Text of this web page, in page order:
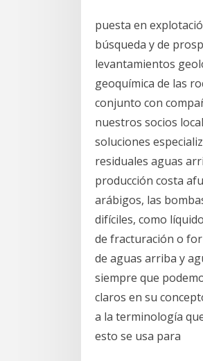
puesta en
búsqueda y de
levantamientos
geoquímica de las
conjunto con
nuestros socios
soluciones
residuales aguas
producción costa
arábigos, las
difíciles, como
de fracturación o
de aguas arriba y
siempre que
claros en su
a la terminología
esto se usa para